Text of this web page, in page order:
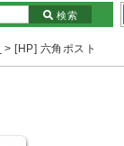
検索
> [HP] 六角ポスト